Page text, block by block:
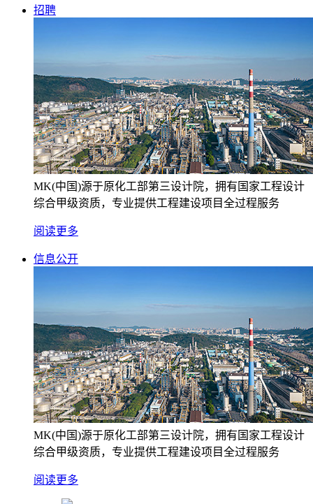
招聘
MK(中国)源于原化工部第三设计院，拥有国家工程设计
综合甲级资质，专业提供工程建设项目全过程服务
阅读更多
信息公开
MK(中国)源于原化工部第三设计院，拥有国家工程设计
综合甲级资质，专业提供工程建设项目全过程服务
阅读更多